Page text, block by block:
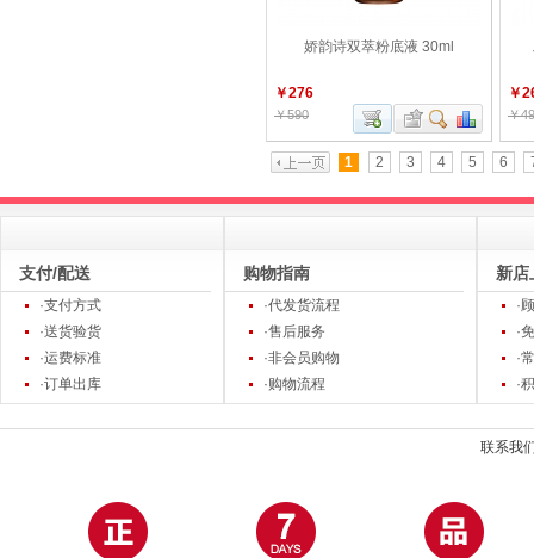
娇韵诗双萃粉底液 30ml
￥276
￥590
￥
￥
1 2 3 4 5 6
支付/配送
·支付方式
·送货验货
·运费标准
·订单出库
购物指南
·代发货流程
·售后服务
·非会员购物
·购物流程
新店
·
·
·
·
联系我